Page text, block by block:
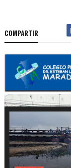
COMPARTIR